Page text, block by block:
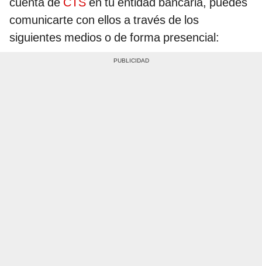
comunicarte con ellos a través de los
siguientes medios o de forma presencial: